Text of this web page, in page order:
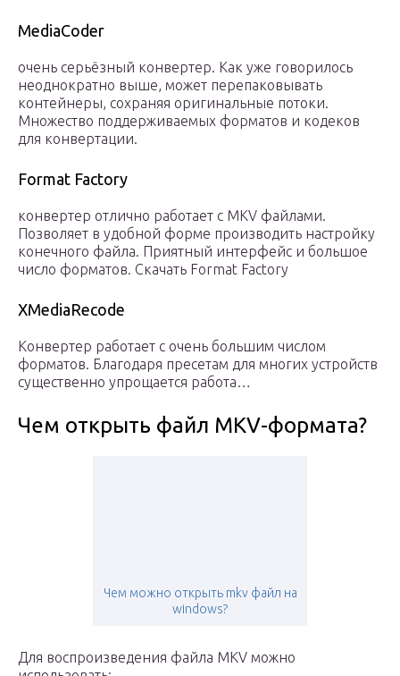
MediaCoder
очень серьёзный конвертер. Как уже говорилось
неоднократно выше, может перепаковывать
контейнеры, сохраняя оригинальные потоки.
Множество поддерживаемых форматов и кодеков
для конвертации.
Format Factory
конвертер отлично работает с MKV файлами.
Позволяет в удобной форме производить настройку
конечного файла. Приятный интерфейс и большое
число форматов. Скачать Format Factory
XMediaRecode
Конвертер работает с очень большим числом
форматов. Благодаря пресетам для многих устройств
существенно упрощается работа…
Чем открыть файл MKV-формата?
Чем можно открыть mkv файл на
windows?
Для воспроизведения файла MKV можно